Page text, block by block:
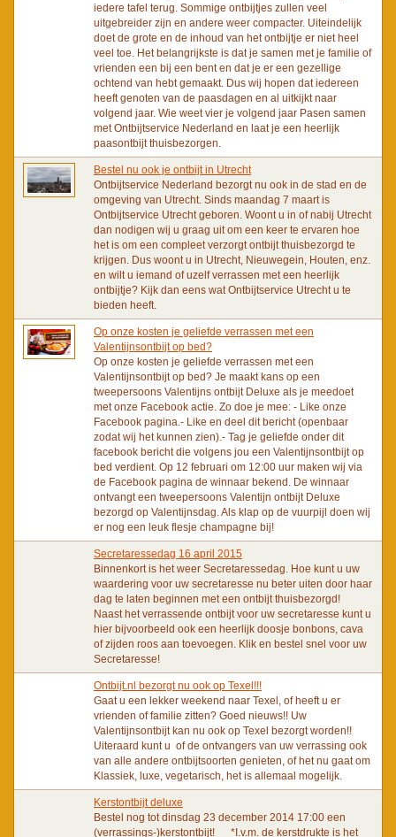
iedere tafel terug. Sommige ontbijtjes zullen veel
uitgebreider zijn en andere weer compacter. Uiteindelijk
doet de grote en de inhoud van het ontbijtje er niet heel
veel toe. Het belangrijkste is dat je samen met je familie of
vrienden een bij een bent en dat je er een gezellige
ochtend van hebt gemaakt. Dus wij hopen dat iedereen
heeft genoten van de paasdagen en al uitkijkt naar
volgend jaar. Wie weet vier je volgend jaar Pasen samen
met Ontbijtservice Nederland en laat je een heerlijk
paasontbijt thuisbezorgen.
Bestel nu ook je ontbijt in Utrecht
Ontbijtservice Nederland bezorgt nu ook in de stad en de
omgeving van Utrecht. Sinds maandag 7 maart is
Ontbijtservice Utrecht geboren. Woont u in of nabij Utrecht
dan nodigen wij u graag uit om een keer te ervaren hoe
het is om een compleet verzorgt ontbijt thuisbezorgd te
krijgen. Dus woont u in Utrecht, Nieuwegein, Houten, enz.
en wilt u iemand of uzelf verrassen met een heerlijk
ontbijtje? Kijk dan eens wat Ontbijtservice Utrecht u te
bieden heeft.
Op onze kosten je geliefde verrassen met een
Valentijnsontbijt op bed?
Op onze kosten je geliefde verrassen met een
Valentijnsontbijt op bed? Je maakt kans op een
tweepersoons Valentijns ontbijt Deluxe als je meedoet
met onze Facebook actie. Zo doe je mee: - Like onze
Facebook pagina.- Like en deel dit bericht (openbaar
zodat wij het kunnen zien).- Tag je geliefde onder dit
facebook bericht die volgens jou een Valentijnsontbijt op
bed verdient. Op 12 februari om 12:00 uur maken wij via
de Facebook pagina de winnaar bekend. De winnaar
ontvangt een tweepersoons Valentijn ontbijt Deluxe
bezorgd op Valentijnsdag. Als klap op de vuurpijl doen wij
er nog een leuk flesje champagne bij!
Secretaressedag 16 april 2015
Binnenkort is het weer Secretaressedag. Hoe kunt u uw
waardering voor uw secretaresse nu beter uiten door haar
dag te laten beginnen met een ontbijt thuisbezorgd!
Naast het verrassende ontbijt voor uw secretaresse kunt u
hier bijvoorbeeld ook een heerlijk doosje bonbons, cava
of zijden roos aan toevoegen. Klik en bestel snel voor uw
Secretaresse!
Ontbijt.nl bezorgt nu ook op Texel!!!
Gaat u een lekker weekend naar Texel, of heeft u er
vrienden of familie zitten? Goed nieuws!! Uw
Valentijnsontbijt kan nu ook op Texel bezorgt worden!!
Uiteraard kunt u of de ontvangers van uw verrassing ook
van alle andere ontbijtsoorten genieten, of het nu gaat om
Klassiek, luxe, vegetarisch, het is allemaal mogelijk.
Kerstontbijt deluxe
Bestel nog tot dinsdag 23 december 2014 17:00 een
(verrassings-)kerstontbijt! *I.v.m. de kerstdrukte is het